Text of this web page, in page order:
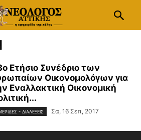
Ετήσιο Συνέδριο των
Οικονομολόγων για
Εναλλακτική Οικονομική
- ΔΙΑΛΕΞΕΙΣ Σα, 16 Σεπ, 2017